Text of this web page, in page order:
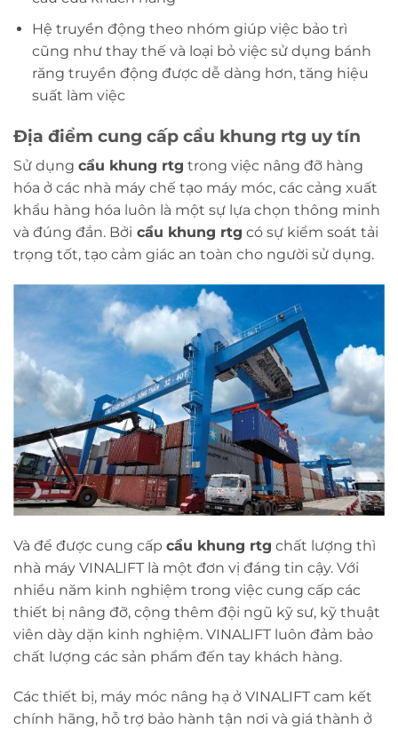
Hệ truyền động theo nhóm giúp việc bảo trì
cũng như thay thế và loại bỏ việc sử dụng bánh
răng truyền động được dễ dàng hơn, tăng hiệu
suất làm việc
Địa điểm cung cấp cẩu khung rtg uy tín
Sử dụng cẩu khung rtg trong việc nâng đỡ hàng
hóa ở các nhà máy chế tạo máy móc, các cảng xuất
khẩu hàng hóa luôn là một sự lựa chọn thông minh
và đúng đắn. Bởi cẩu khung rtg có sự kiểm soát tải
trọng tốt, tạo cảm giác an toàn cho người sử dụng.
Và để được cung cấp cẩu khung rtg chất lượng thì
nhà máy VINALIFT là một đơn vị đáng tin cậy. Với
nhiều năm kinh nghiệm trong việc cung cấp các
thiết bị nâng đỡ, cộng thêm đội ngũ kỹ sư, kỹ thuật
viên dày dặn kinh nghiệm. VINALIFT luôn đảm bảo
chất lượng các sản phẩm đến tay khách hàng.
Các thiết bị, máy móc nâng hạ ở VINALIFT cam kết
chính hãng, hỗ trợ bảo hành tận nơi và giá thành ở